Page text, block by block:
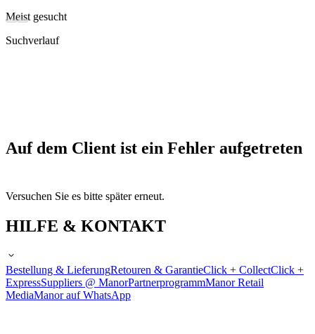
Meist gesucht
Suchverlauf
Auf dem Client ist ein Fehler aufgetreten
Versuchen Sie es bitte später erneut.
HILFE & KONTAKT
Bestellung & LieferungRetouren & GarantieClick + CollectClick +
ExpressSuppliers @ ManorPartnerprogrammManor Retail
MediaManor auf WhatsApp